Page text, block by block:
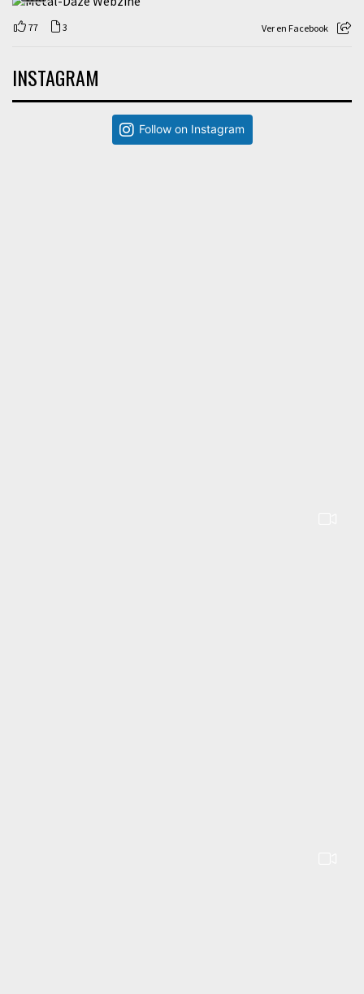
77 3 Ver en Facebook
INSTAGRAM
Follow on Instagram